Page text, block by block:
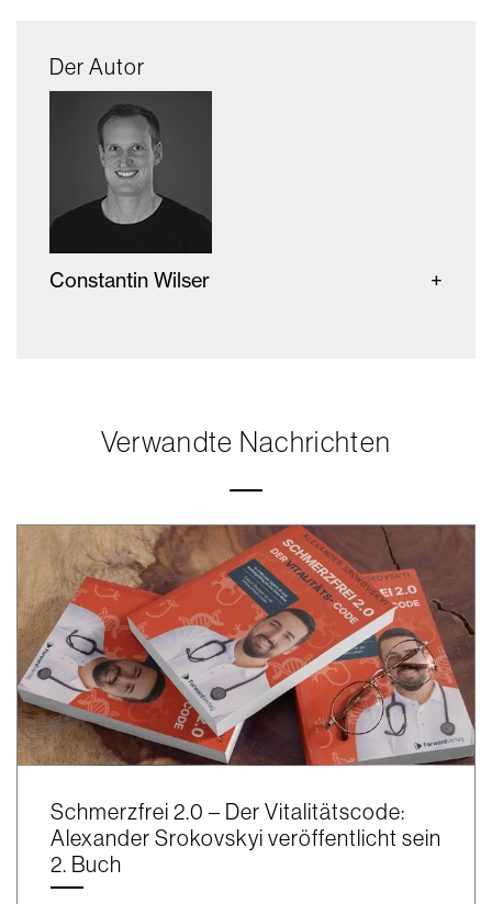
Der Autor
Constantin Wilser
Verwandte Nachrichten
Schmerzfrei 2.0 – Der Vitalitätscode:
Alexander Srokovskyi veröffentlicht sein
2. Buch